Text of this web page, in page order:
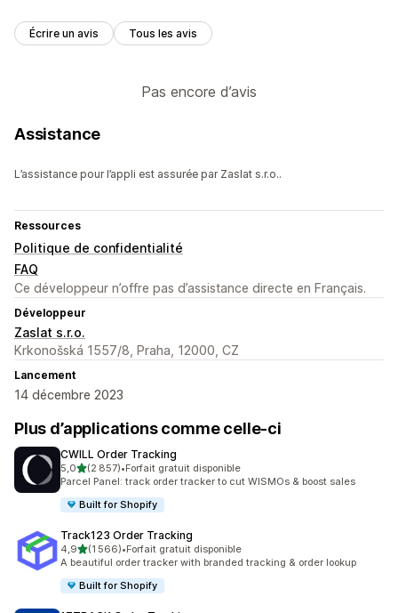
Écrire un avis Tous les avis
Pas encore d’avis
Assistance
L’assistance pour l’appli est assurée par Zaslat s.r.o..
Ressources
Politique de confidentialité
FAQ
Ce développeur n’offre pas d’assistance directe en Français.
Développeur
Zaslat s.r.o.
Krkonošská 1557/8, Praha, 12000, CZ
Lancement
14 décembre 2023
Plus d’applications comme celle-ci
CWILL Order Tracking
5,0étoile(s) sur 5
(2 857)
2857 avis au total
•Forfait gratuit disponible
Parcel Panel: track order tracker to cut WISMOs & boost sales
Built for Shopify
Track123 Order Tracking
4,9étoile(s) sur 5
(1 566)
1566 avis au total
•Forfait gratuit disponible
A beautiful order tracker with branded tracking & order lookup
Built for Shopify